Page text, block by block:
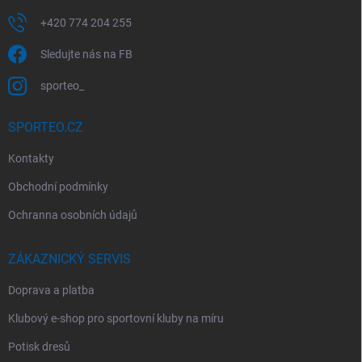
+420 774 204 255
Sledujte nás na FB
sporteo_
SPORTEO.CZ
Kontakty
Obchodní podmínky
Ochranna osobních údajů
ZÁKAZNICKÝ SERVIS
Doprava a platba
Klubový e-shop pro sportovní kluby na míru
Potisk dresů